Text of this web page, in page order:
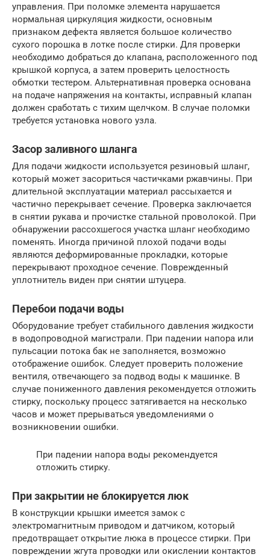
управления. При поломке элемента нарушается
нормальная циркуляция жидкости, основным
признаком дефекта является большое количество
сухого порошка в лотке после стирки. Для проверки
необходимо добраться до клапана, расположенного под
крышкой корпуса, а затем проверить целостность
обмотки тестером. Альтернативная проверка основана
на подаче напряжения на контакты, исправный клапан
должен сработать с тихим щелчком. В случае поломки
требуется установка нового узла.
Засор заливного шланга
Для подачи жидкости используется резиновый шланг,
который может засориться частичками ржавчины. При
длительной эксплуатации материал рассыхается и
частично перекрывает сечение. Проверка заключается
в снятии рукава и прочистке стальной проволокой. При
обнаружении рассохшегося участка шланг необходимо
поменять. Иногда причиной плохой подачи воды
являются деформированные прокладки, которые
перекрывают проходное сечение. Поврежденный
уплотнитель виден при снятии штуцера.
Перебои подачи воды
Оборудование требует стабильного давления жидкости
в водопроводной магистрали. При падении напора или
пульсации потока бак не заполняется, возможно
отображение ошибок. Следует проверить положение
вентиля, отвечающего за подвод воды к машинке. В
случае пониженного давления рекомендуется отложить
стирку, поскольку процесс затягивается на несколько
часов и может прерываться уведомлениями о
возникновении ошибки.
При падении напора воды рекомендуется
отложить стирку.
При закрытии не блокируется люк
В конструкции крышки имеется замок с
электромагнитным приводом и датчиком, который
предотвращает открытие люка в процессе стирки. При
повреждении жгута проводки или окислении контактов